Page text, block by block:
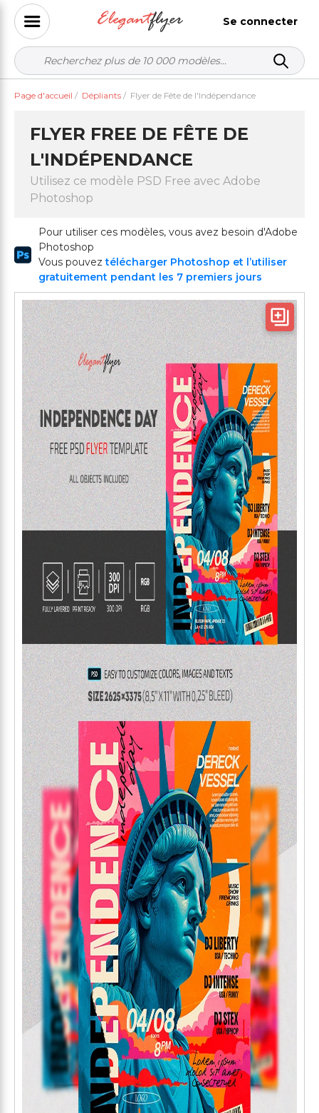
Se connecter
Page d'accueil / Dépliants / Flyer de Fête de l'Indépendance
FLYER FREE DE FÊTE DE
L'INDÉPENDANCE
Utilisez ce modèle PSD Free avec Adobe
Photoshop
Pour utiliser ces modèles, vous avez besoin d'Adobe
Photoshop
Vous pouveztélécharger Photoshop et l’utiliser
gratuitement pendant les 7 premiers jours